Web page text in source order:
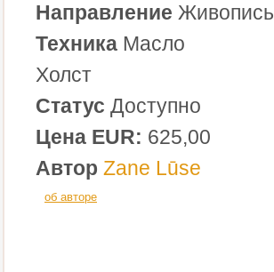
Направление Живопись
Техника Масло
Холст
Статус Доступно
Цена EUR: 625,00
Автор Zane Lūse
об авторе